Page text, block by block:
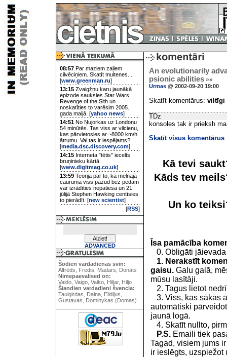
08:57 Par maziem zaļiem
cilvēciņiem. Skatīt multenes...
[www.greenman.ru]
13:15 Zvaigžņu karu jaunākā
epizode sauksies Star Wars:
Revenge of the Sith un
noskatīties to varēsim 2005.
gada maijā. [yahoo news]
14:51 No Ņujorkas uz Londonu
54 minūtēs. Tas viss ar vilcienu,
kas pārvietosies ar ~8000 km/h
ātrumu. Vai tas ir iespējams?
[media.dsc.discovery.com]
14:15 Interneta "tētis" iecelts
bruņinieku kārtā.
[www.digitmag.co.uk]
13:59 Teorija par to, ka melnajā
caurumā viss pazūd bez pēdām
var izrādīties nepatiesa un 21.
jūlijā Stephen Hawking centīsies
to pierādīt. [new scientist]
[RSS]
ADVANCED
Šodien vardadienas svin:
Alfrēds, Fredis, Madars, Donāts
Nimepaevalised on:
Vaido, Vaigo, Vaiko, Hiljar, Hiljo
Šiandien vardadieni švencia:
Taulgirdas, Daina, Elidijus,
Gustavas, Dominykas (Domas)
An evolutionarily
psionic abilities »»
Urmas @ 2002-09-20 19:00
Skatīt komentārus: viltīgi
TDz
konsoles tak ir prieksh
Skatīt visus komentārus
Kā tevi
Kāds tev
Un ko
Īsa pamācība
0. Obligāti jāievada
1. Nerakstīt
gaisu. Galu galā,
mūsu lasītāji.
2. Tagus lietot
3. Viss, kas sākās
automātiski
jaunā logā.
4. Skatīt nullto,
P.S. Emaili tiek
Tagad, visiem jums
ir ieslēgts, uzspiežot